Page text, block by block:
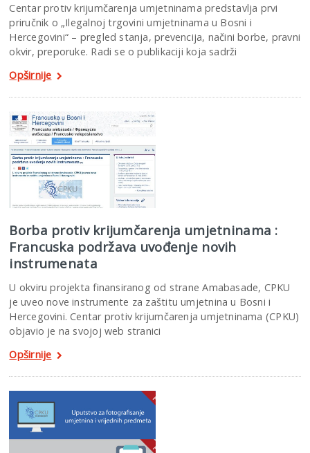
Centar protiv krijumčarenja umjetninama predstavlja prvi
priručnik o „Ilegalnoj trgovini umjetninama u Bosni i
Hercegovini“ – pregled stanja, prevencija, načini borbe, pravni
okvir, preporuke. Radi se o publikaciji koja sadrži
Opširnije
Borba protiv krijumčarenja umjetninama :
Francuska podržava uvođenje novih
instrumenata
U okviru projekta finansiranog od strane Amabasade, CPKU
je uveo nove instrumente za zaštitu umjetnina u Bosni i
Hercegovini. Centar protiv krijumčarenja umjetninama (CPKU)
objavio je na svojoj web stranici
Opširnije